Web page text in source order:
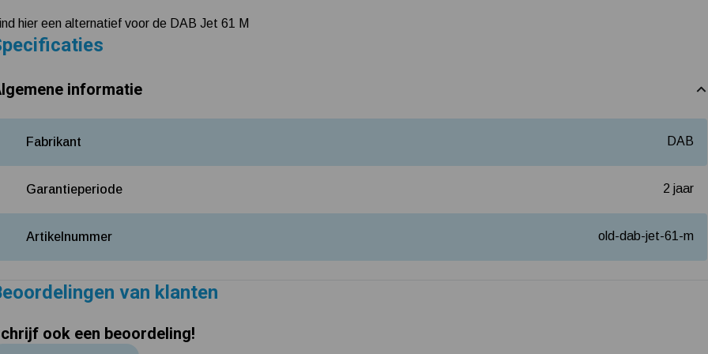
hier een alternatief voor de DAB Jet 61 M
informatie
Fabrikant DAB
Garantieperiode 2 jaar
Artikelnummer old-dab-jet-61-m
van klanten
ook een beoordeling!